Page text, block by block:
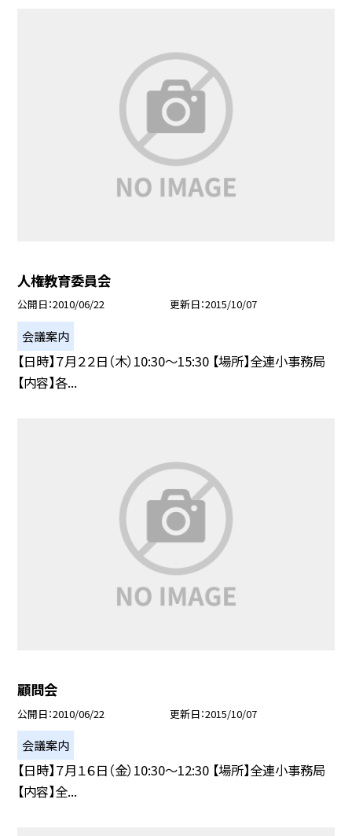
人権教育委員会
公開日 2010/06/22 更新日 2015/10/07
会議案内
【日時】７月２２日（木）10:30〜15:30 【場所】全連小事務局
【内容】各...
顧問会
公開日 2010/06/22 更新日 2015/10/07
会議案内
【日時】７月１６日（金）10:30〜12:30 【場所】全連小事務局
【内容】全...